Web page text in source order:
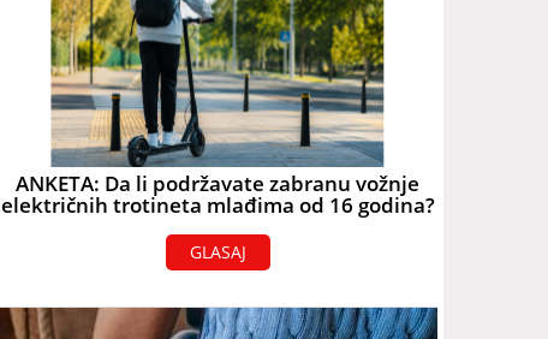
ANKETA: Da li podržavate zabranu vožnje
električnih trotineta mlađima od 16 godina?
GLASAJ